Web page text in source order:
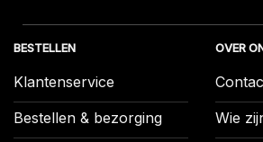
BESTELLEN
Klantenservice
Bestellen & bezorging
OVER
Wie